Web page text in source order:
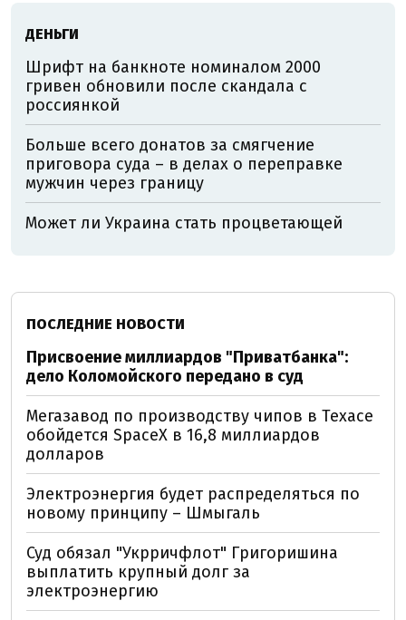
ДЕНЬГИ
Шрифт на банкноте номиналом 2000
гривен обновили после скандала с
россиянкой
Больше всего донатов за смягчение
приговора суда – в делах о переправке
мужчин через границу
Может ли Украина стать процветающей
ПОСЛЕДНИЕ НОВОСТИ
Присвоение миллиардов "Приватбанка":
дело Коломойского передано в суд
Мегазавод по производству чипов в Техасе
обойдется SpaceX в 16,8 миллиардов
долларов
Электроэнергия будет распределяться по
новому принципу – Шмыгаль
Суд обязал "Укрричфлот" Григоришина
выплатить крупный долг за
электроэнергию